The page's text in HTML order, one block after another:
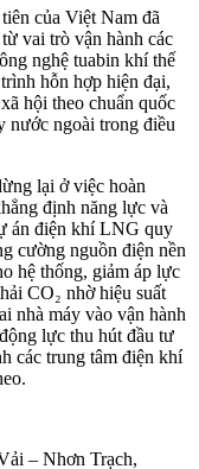
của Việt Nam đã
vai trò vận hành các
nghệ tuabin khí thế
hỗn hợp hiện đại,
hội theo chuẩn quốc
nước ngoài trong điều
lại ở việc hoàn
định năng lực và
án điện khí LNG quy
cường nguồn điện nền
hệ thống, giảm áp lực
CO₂ nhờ hiệu suất
nhà máy vào vận hành
lực thu hút đầu tư
các trung tâm điện khí
– Nhơn Trạch,